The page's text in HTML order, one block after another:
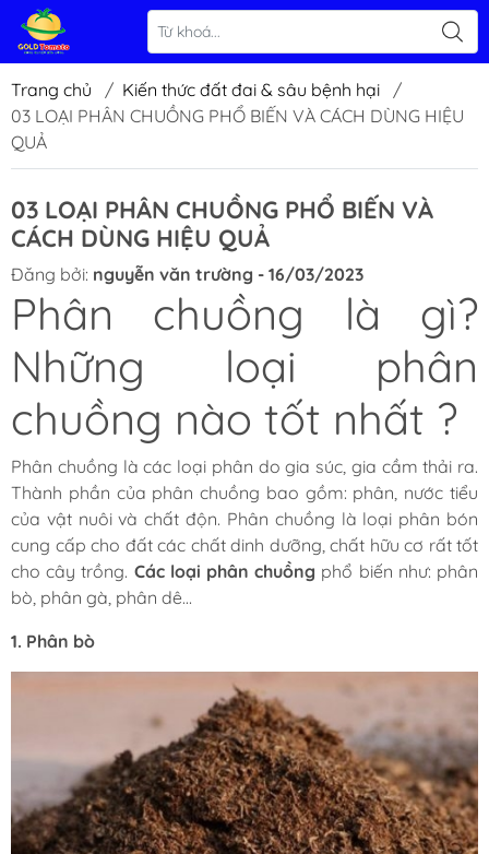
Trang chủ / Kiến thức đất đai & sâu bệnh hại
/
03 LOẠI PHÂN CHUỒNG PHỔ BIẾN VÀ CÁCH DÙNG HIỆU
QUẢ
03 LOẠI PHÂN CHUỒNG PHỔ BIẾN VÀ
CÁCH DÙNG HIỆU QUẢ
Đăng bởi: nguyễn văn trường - 16/03/2023
Phân chuồng là gì?
Những loại phân
chuồng nào tốt nhất ?
Phân chuồng là các loại phân do gia súc, gia cầm thải ra.
Thành phần của phân chuồng bao gồm: phân, nước tiểu
của vật nuôi và chất độn. Phân chuồng là loại phân bón
cung cấp cho đất các chất dinh dưỡng, chất hữu cơ rất tốt
cho cây trồng. Các loại phân chuồng phổ biến như: phân
bò, phân gà, phân dê…
1. Phân bò